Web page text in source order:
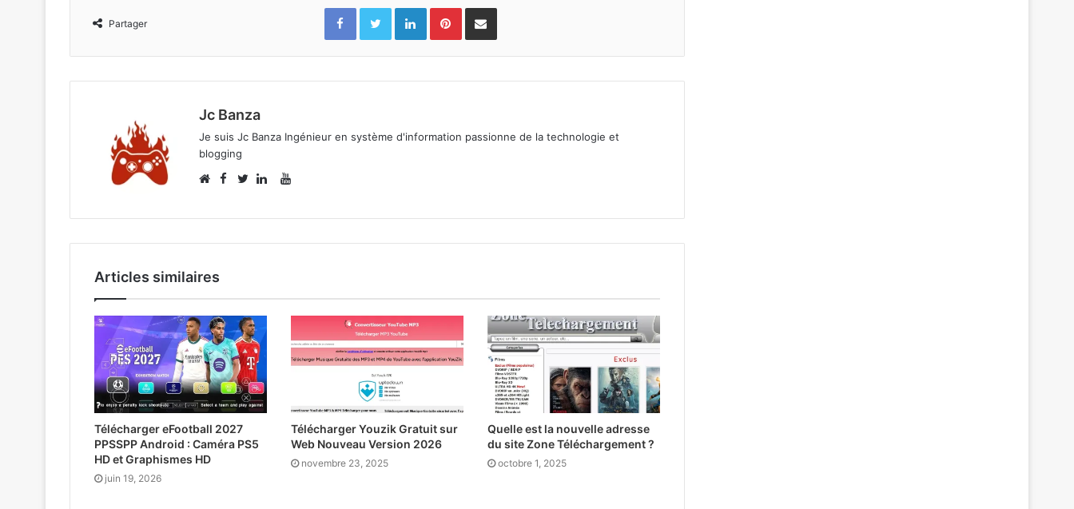
Partager
FacebookTwitterLinkedinPinterestPartager par email
Jc Banza
Je suis Jc Banza Ingénieur en système d'information passionne de la technologie et
blogging
FacebookYouTube
Articles similaires
Télécharger eFootball 2027
PPSSPP Android : Caméra PS5
HD et Graphismes HD
juin 19, 2026
Télécharger Youzik Gratuit sur
Web Nouveau Version 2026
novembre 23, 2025
Quelle est la nouvelle adresse
du site Zone Téléchargement ?
octobre 1, 2025